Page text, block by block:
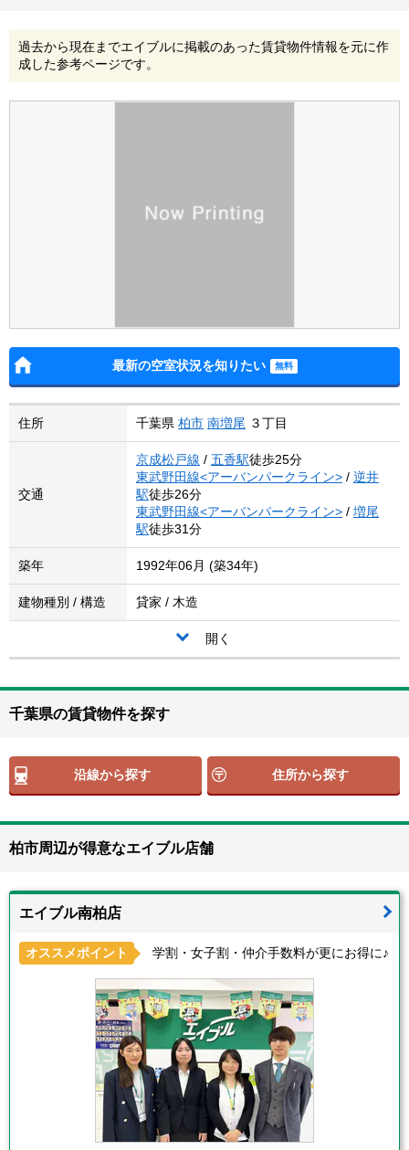
過去から現在までエイブルに掲載のあった賃貸物件情報を元に作
成した参考ページです。
最新の空室状況を知りたい
住所 千葉県 柏市 南増尾 ３丁目
交通
京成松戸線 / 五香駅徒歩25分
東武野田線<アーバンパークライン> / 逆井
駅徒歩26分
東武野田線<アーバンパークライン> / 増尾
駅徒歩31分
築年 1992年06月 (築34年)
建物種別 / 構造 貸家 / 木造
開く
千葉県の賃貸物件を探す
沿線から探す 住所から探す
柏市周辺が得意なエイブル店舗
エイブル南柏店
オススメポイント 学割・女子割・仲介手数料が更にお得に♪